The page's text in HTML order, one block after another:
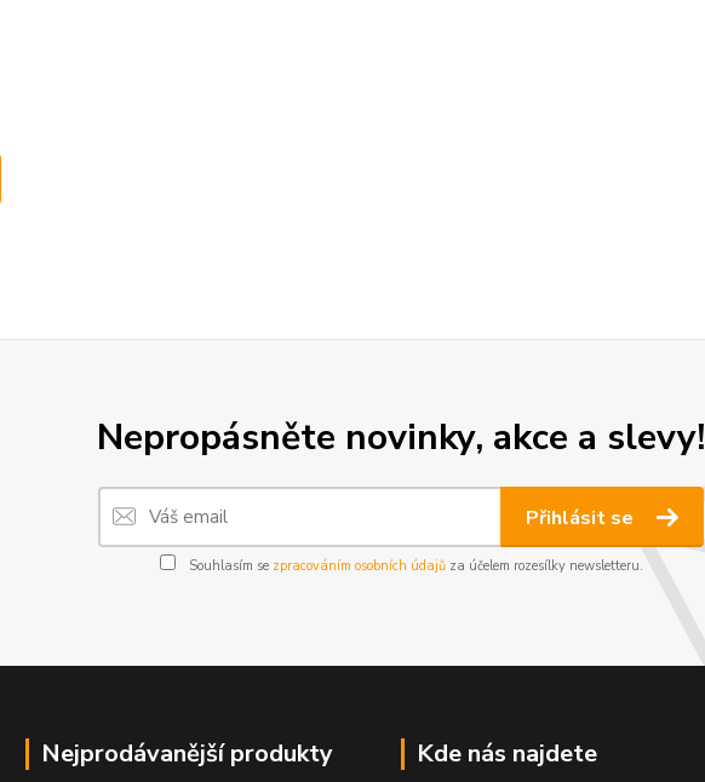
Nepropásněte novinky, akce a slevy!
Přihlásit se
Souhlasím se zpracováním osobních údajůza účelem rozesílky newsletteru.
Nejprodávanější produkty Kde nás najdete